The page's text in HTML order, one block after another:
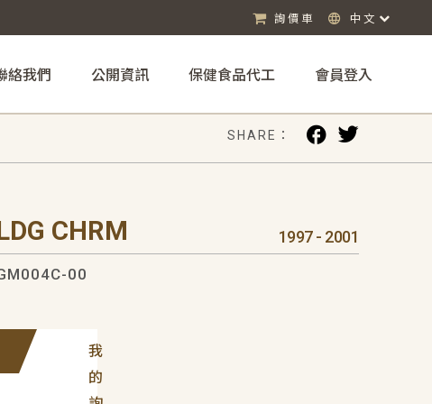
詢價車 中文
絡我們 公開資訊 保健食品代工 會員登入
SHARE：
CHRM 1997 - 2001
00
我
的